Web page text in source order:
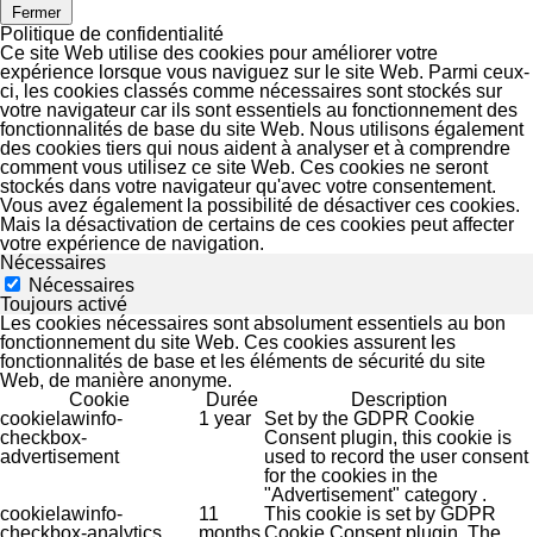
Fermer
Politique de confidentialité
Ce site Web utilise des cookies pour améliorer votre
expérience lorsque vous naviguez sur le site Web. Parmi ceux-
ci, les cookies classés comme nécessaires sont stockés sur
votre navigateur car ils sont essentiels au fonctionnement des
fonctionnalités de base du site Web. Nous utilisons également
des cookies tiers qui nous aident à analyser et à comprendre
comment vous utilisez ce site Web. Ces cookies ne seront
stockés dans votre navigateur qu'avec votre consentement.
Vous avez également la possibilité de désactiver ces cookies.
Mais la désactivation de certains de ces cookies peut affecter
votre expérience de navigation.
Nécessaires
Nécessaires
Toujours activé
Les cookies nécessaires sont absolument essentiels au bon
fonctionnement du site Web. Ces cookies assurent les
fonctionnalités de base et les éléments de sécurité du site
Web, de manière anonyme.
Cookie
Durée
Description
cookielawinfo-
checkbox-
advertisement
1 year
Set by the GDPR Cookie
Consent plugin, this cookie is
used to record the user consent
for the cookies in the
"Advertisement" category .
cookielawinfo-
checkbox-analytics
11
months
This cookie is set by GDPR
Cookie Consent plugin. The